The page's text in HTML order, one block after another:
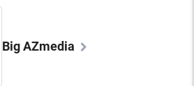
Big AZmedia